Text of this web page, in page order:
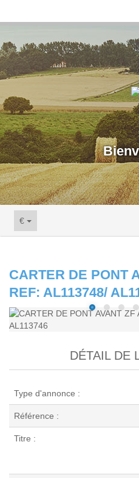
€
CARTER DE PONT
REF: AL113748/
DÉTAIL DE
Type d'annonce :
Référence :
Titre :